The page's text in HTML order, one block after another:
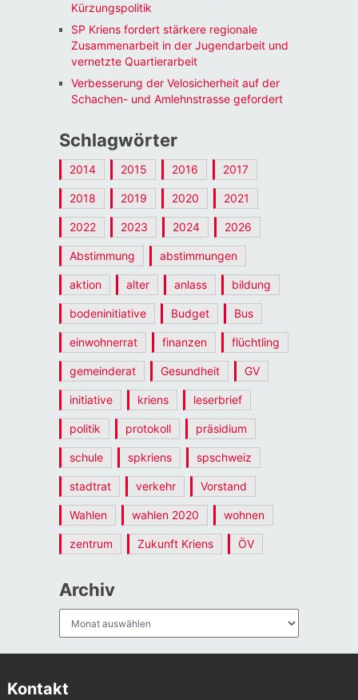
Kürzungspolitik
SP Kriens fordert stärkere regionale
Zusammenarbeit in der Jugendarbeit und
vernetzte Quartierarbeit
Verbesserung der Velosicherheit auf der
Schachen- und Amlehnstrasse gefordert
Schlagwörter
2014 2015 2016 2017
2018 2019 2020 2021
2022 2023 2024 2026
Abstimmung abstimmungen
aktion alter anlass bildung
bodeninitiative Budget Bus
einwohnerrat finanzen flüchtling
gemeinderat Gesundheit GV
initiative kriens leserbrief
politik protokoll präsidium
schule spkriens spschweiz
stadtrat verkehr Vorstand
Wahlen wahlen 2020 wohnen
zentrum Zukunft Kriens ÖV
Archiv
Kontakt